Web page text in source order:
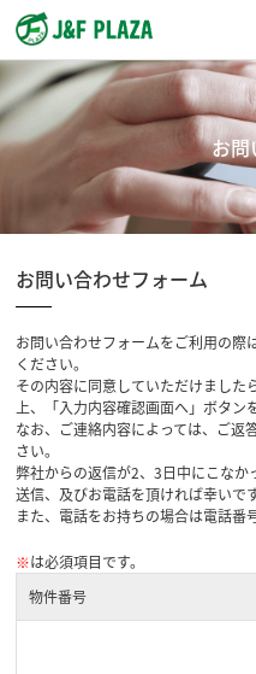
お問
お問い合わせフォーム
お問い合わせフォームをご利用の際
ください。
その内容に同意していただけました
上、「入力内容確認画面へ」ボタン
なお、ご連絡内容によっては、ご返
さい。
弊社からの返信が2、3日中にこな
送信、及びお電話を頂ければ幸いです
また、電話をお持ちの場合は電話番
※は必須項目です。
物件番号